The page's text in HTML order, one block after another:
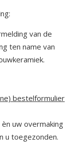
van de
ten name van
bestelformulier
uw overmaking
u toegezonden.